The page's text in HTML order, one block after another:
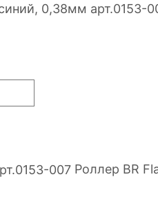
0,38мм арт.0153-
Роллер BR